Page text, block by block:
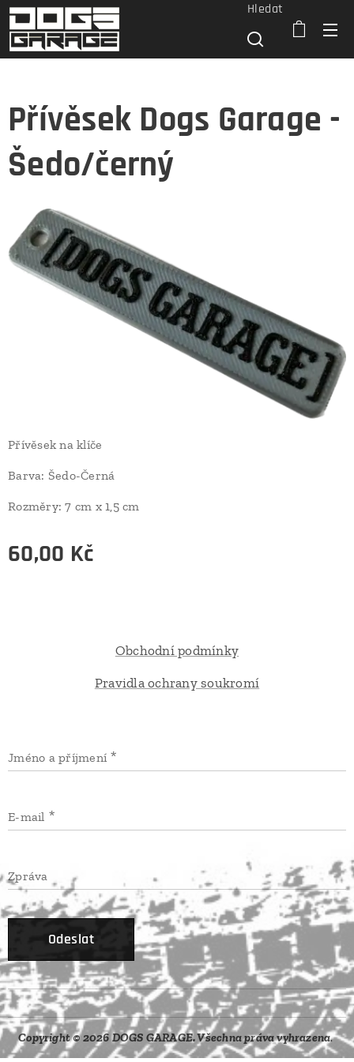
Hledat
Přívěsek Dogs Garage -
Šedo/černý
Přívěsek na klíče
Barva: Šedo-Černá
Rozměry: 7 cm x 1,5 cm
60,00 Kč
Obchodní podmínky
Pravidla ochrany soukromí
Jméno a příjmení
E-mail
Zpráva
Odeslat
Copyright © 2026 DOGS GARAGE. Všechna práva vyhrazena.